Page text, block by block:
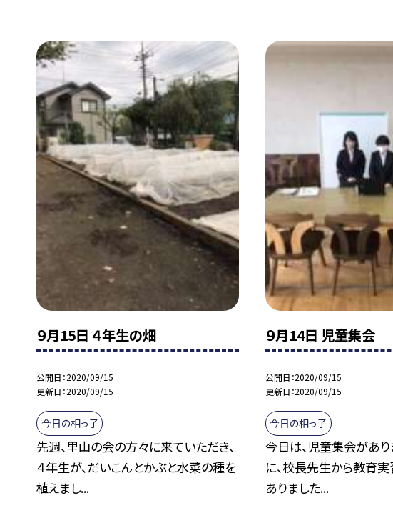
９月15日 ４年生の畑
公開日 2020/09/15
更新日 2020/09/15
今日の相っ子
先週、里山の会の方々に来ていただき、
４年生が、だいこんとかぶと水菜の種を
植えまし...
９月14日 児童集会
公開日 2020/09/15
更新日 2020/09/15
今日の相っ子
今日は、児童集会があり
に、校長先生から教育
ありました...